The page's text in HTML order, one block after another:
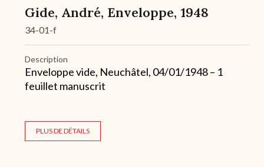
Gide, André, Enveloppe, 1948
34-01-f
Description
Enveloppe vide, Neuchâtel, 04/01/1948 – 1
feuillet manuscrit
PLUS DE DÉTAILS